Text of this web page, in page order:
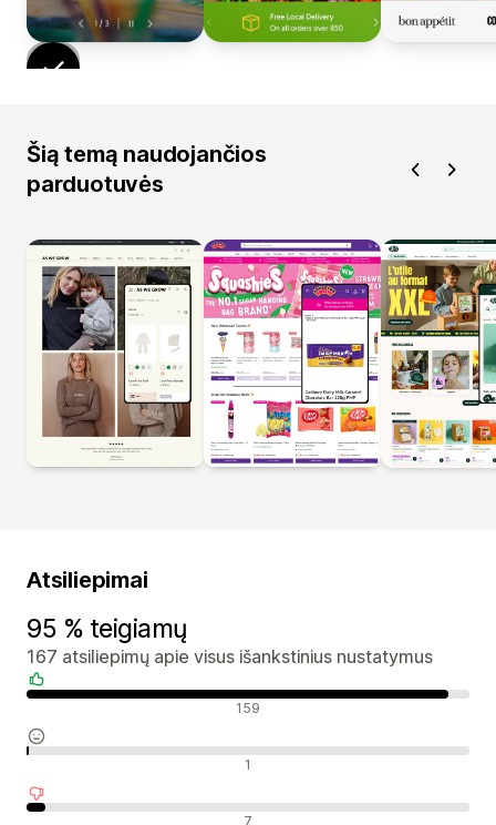
Šią temą naudojančios
parduotuvės
Atsiliepimai
95 % teigiamų
167 atsiliepimų apie visus išankstinius nustatymus
Teigiami atsiliepimai 159
Neutralūs atsiliepimai 1
Neigiami atsiliepimai 7